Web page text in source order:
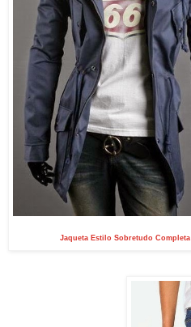
Jaqueta Estilo Sobretudo Completa